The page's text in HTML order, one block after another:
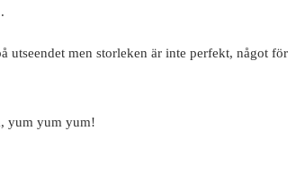
utseendet men storleken är inte perfekt, något för
yum yum yum!